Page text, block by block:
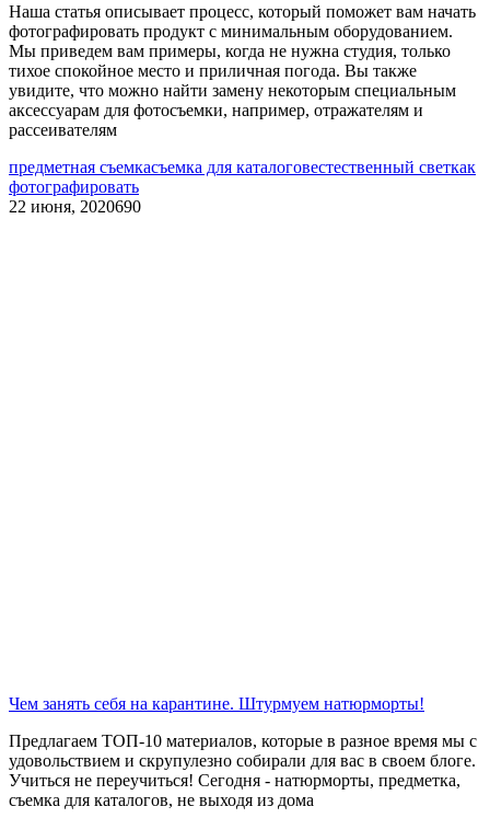
Наша статья описывает процесс, который поможет вам начать
фотографировать продукт с минимальным оборудованием.
Мы приведем вам примеры, когда не нужна студия, только
тихое спокойное место и приличная погода. Вы также
увидите, что можно найти замену некоторым специальным
аксессуарам для фотосъемки, например, отражателям и
рассеивателям
предметная съемкасъемка для каталоговестественный светкак
фотографировать
22 июня, 2020690
Чем занять себя на карантине. Штурмуем натюрморты!
Предлагаем ТОП-10 материалов, которые в разное время мы с
удовольствием и скрупулезно собирали для вас в своем блоге.
Учиться не переучиться! Сегодня - натюрморты, предметка,
съемка для каталогов, не выходя из дома